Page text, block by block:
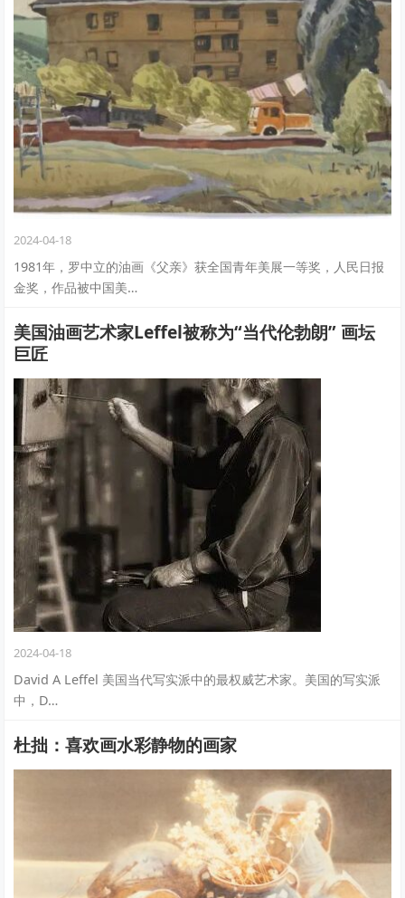
2024-04-18
1981年，罗中立的油画《父亲》获全国青年美展一等奖，人民日报
金奖，作品被中国美…
美国油画艺术家Leffel被称为“当代伦勃朗” 画坛
巨匠
2024-04-18
David A Leffel 美国当代写实派中的最权威艺术家。美国的写实派
中，D…
杜拙：喜欢画水彩静物的画家